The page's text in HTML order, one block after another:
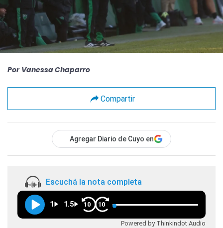
Por Vanessa Chaparro
Compartir
Agregar Diario de Cuyo en
Escuchá la nota completa
1 1.5 10 10
Powered by Thinkindot Audio